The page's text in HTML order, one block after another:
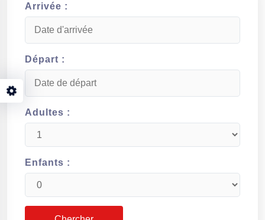
Arrivée :
Départ :
Adultes :
Enfants :